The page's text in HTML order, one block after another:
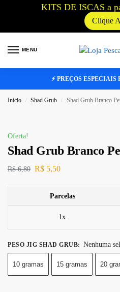
KITS DE ISCAS a
Clique
MENU
⚡ PREÇOS
Início / Shad Grub / Shad Grub Branco
Oferta!
Shad Grub Branco
R$6,80 R$ 5,50
Parcelas
1x
PESO JIG SHAD GRUB: Nenhuma
10 gramas 15 gramas 20